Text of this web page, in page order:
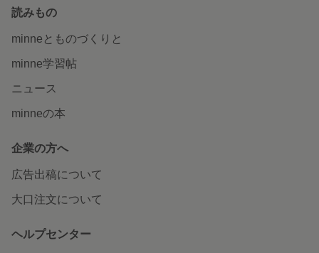
読みもの
minneとものづくりと
minne学習帖
ニュース
minneの本
企業の方へ
広告出稿について
大口注文について
ヘルプセンター